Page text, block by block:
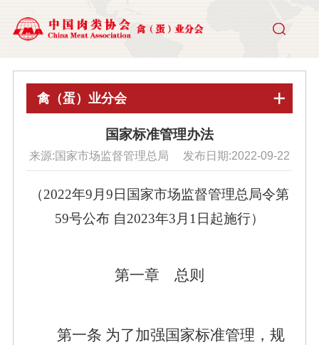
禽（蛋）业分会
国家标准管理办法
来源:国家市场监督管理总局 发布日期:2022-09-22
（2022年9月9日国家市场监督管理总局令第
59号公布 自2023年3月1日起施行）
第一章 总则
第一条 为了加强国家标准管理， 规